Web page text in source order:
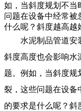
如，当斜度规划不当
问题在设备中经常被
什么呢？斜度越高越
水泥制品管道安装
斜度高度也会影响水
题。例如，当斜度规
裂，这些问题在设备
的要求是什么呢？斜